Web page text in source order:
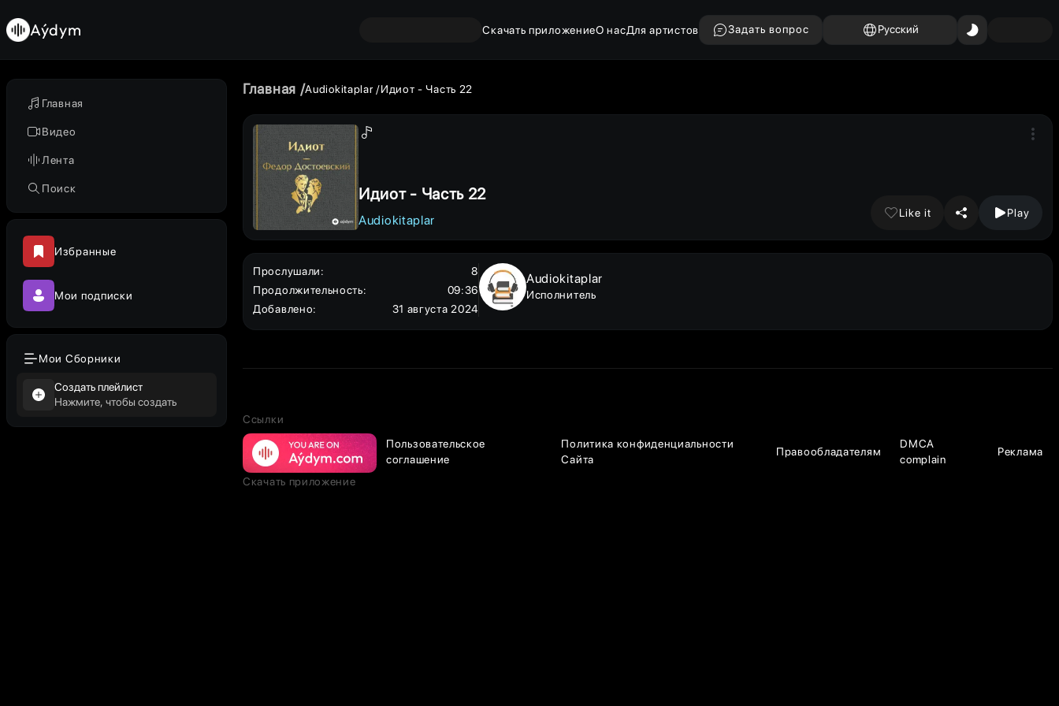
Главная
Видео
Лента
Поиск
Избранные
Мои подписки
Мои Сборники
Создать плейлист
Нажмите, чтобы создать
Aýdym Скачать приложениеО насДля артистов Задать вопрос Русский
Главная Audiokitaplar Идиот - Часть 22
Идиот - Часть 22
Audiokitaplar
Like it Play
Прослушали:
8
Продолжительность:
09:36
Добавлено: 31 августа 2024
Audiokitaplar
Исполнитель
Ссылки
Пользовательское
соглашение
Политика конфиденциальности
Сайта
Правообладателям
DMCA
complain
Реклама
Скачать приложение